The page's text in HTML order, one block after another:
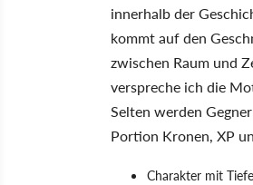
innerhalb der
kommt auf den
zwischen Raum und
verspreche ich die
Selten werden
Portion Kronen, XP
Charakter mit Tiefe